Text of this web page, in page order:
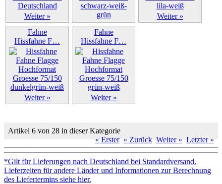
Weiter »
Weiter »
Weiter »
Fahne
Hissfahne F…
Weiter »
Fahne
Hissfahne F…
Weiter »
Artikel 6 von 28 in dieser Kategorie
« Erster « Zurück Weiter » Letzter »
*Gilt für Lieferungen nach Deutschland bei Standardversand.
Lieferzeiten für andere Länder und Informationen zur Berechnung
des Liefertermins siehe hier.